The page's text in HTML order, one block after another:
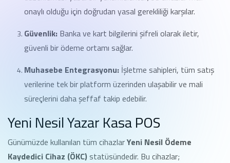
onaylı olduğu için doğrudan yasal gerekliliği karşılar.
Güvenlik: Banka ve kart bilgilerini şifreli olarak iletir,
güvenli bir ödeme ortamı sağlar.
Muhasebe Entegrasyonu: İşletme sahipleri, tüm satış
verilerine tek bir platform üzerinden ulaşabilir ve mali
süreçlerini daha şeffaf takip edebilir.
Yeni Nesil Yazar Kasa POS
Günümüzde kullanılan tüm cihazlarYeni Nesil Ödeme
Kaydedici Cihaz (ÖKC) statüsündedir. Bu cihazlar;